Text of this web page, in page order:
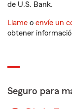
de U.S. Bank.
Llame o envíe un
obtener
Seguro para